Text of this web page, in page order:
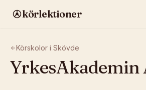
körlektioner
Körskolor i Skövde
YrkesAkademin